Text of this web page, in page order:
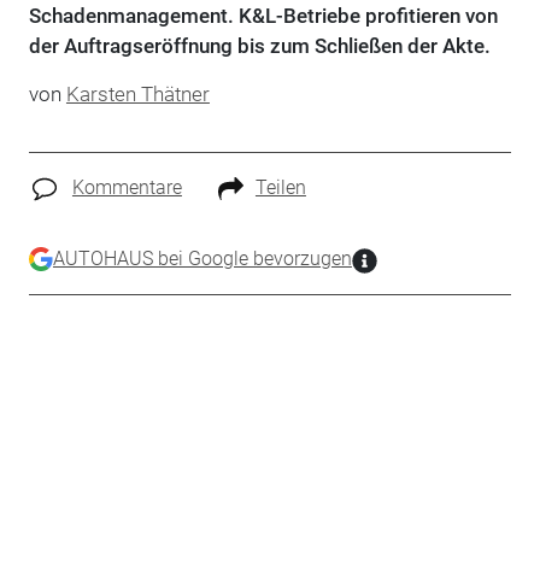
Schadenmanagement. K&L-Betriebe profitieren von
der Auftragseröffnung bis zum Schließen der Akte.
von Karsten Thätner
Kommentare Teilen
AUTOHAUS bei Google bevorzugen